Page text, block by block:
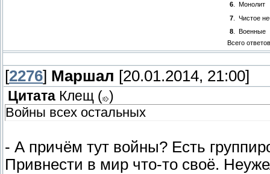
6.
Монолит
7.
Чистое
8.
Военные
Всего
[2276] Маршал [20.01.2014, 21:00]
Цитата Клещ ( )
Войны всех остальных
- А причём тут войны? Есть
Привнести в мир что-то своё.